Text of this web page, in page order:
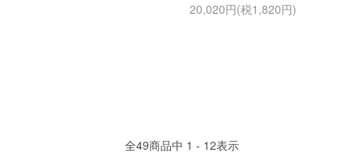
20,020円(税1,820円)
全49商品中 1 - 12表示